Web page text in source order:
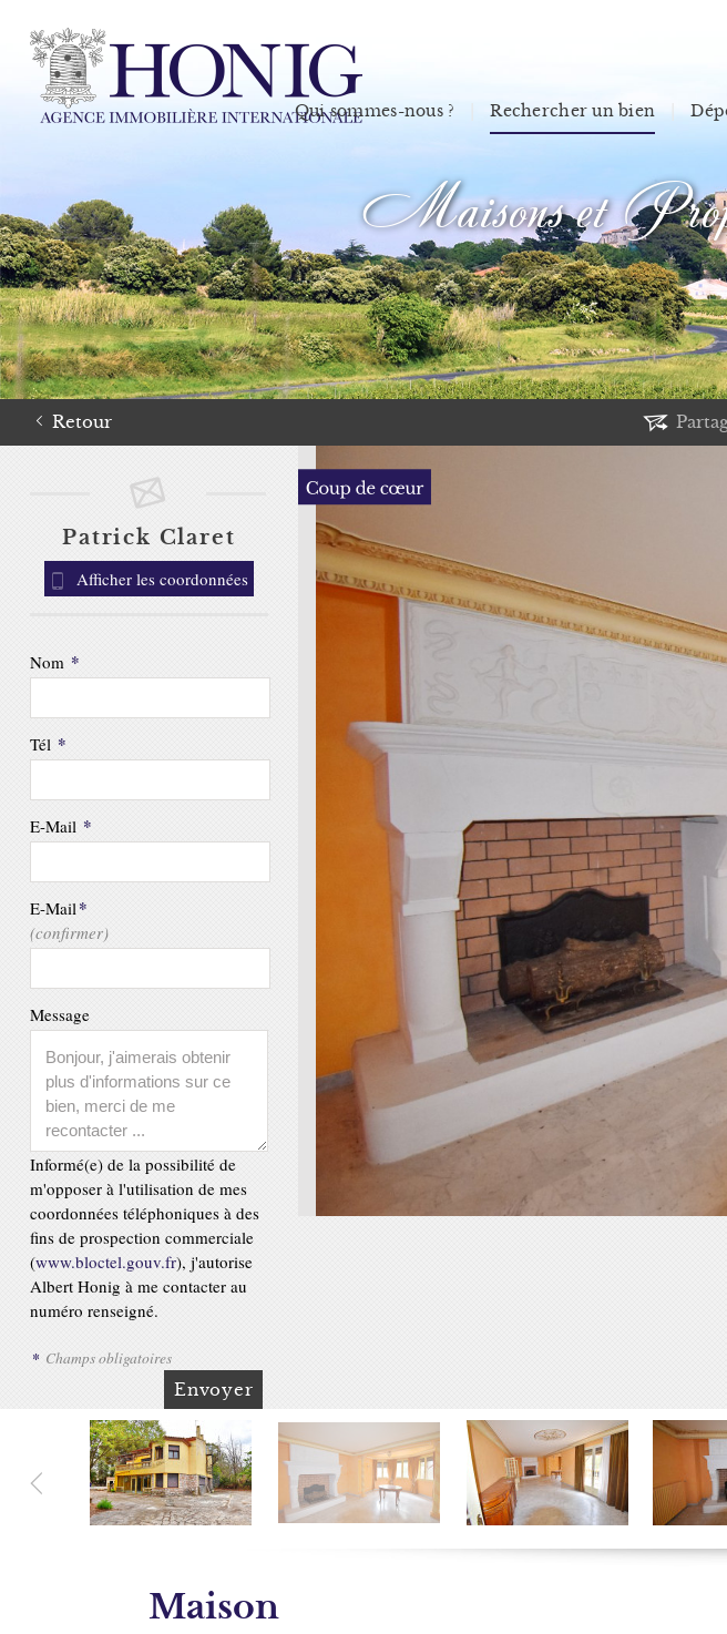
Qui sommes-nous ? Rechercher un bien
Maisons et
Retour
Patrick Claret
Afficher les coordonnées
Nom *
Tél *
E-Mail *
E-Mail*
(confirmer)
Message
Informé(e) de la possibilité de
m'opposer à l'utilisation de mes
coordonnées téléphoniques à des
fins de prospection commerciale
(www.bloctel.gouv.fr), j'autorise
Albert Honig à me contacter au
numéro renseigné.
* Champs obligatoires
Maison